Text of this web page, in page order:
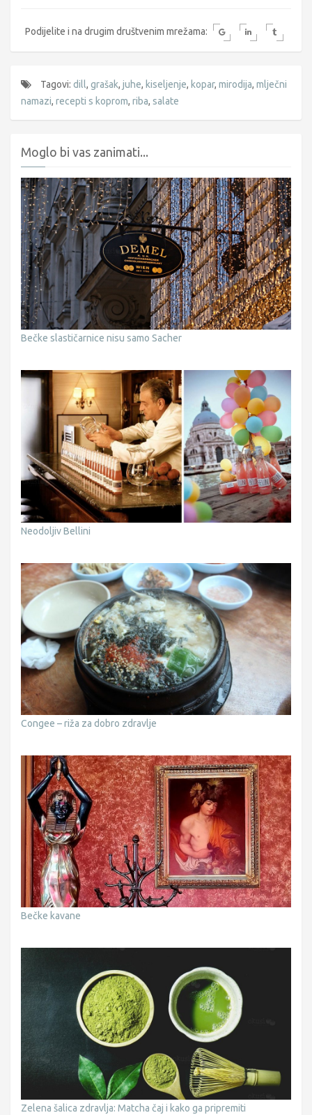
Podijelite i na drugim društvenim mrežama:
Tagovi: dill, grašak, juhe, kiseljenje, kopar, mirodija, mlječni
namazi, recepti s koprom, riba, salate
Moglo bi vas zanimati...
Bečke slastičarnice nisu samo Sacher
Neodoljiv Bellini
Congee – riža za dobro zdravlje
Bečke kavane
Zelena šalica zdravlja: Matcha čaj i kako ga pripremiti